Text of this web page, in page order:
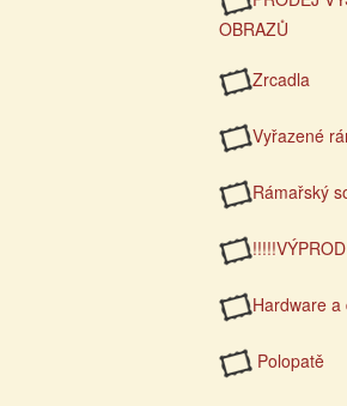
OBRAZŮ
Zrcadla
Vyřazené
Rámařský
Hardware a
Polopatě